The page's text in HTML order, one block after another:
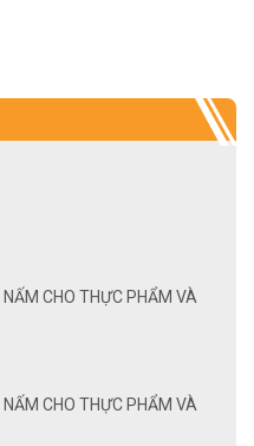
NẤM CHO THỰC PHẨM VÀ
NẤM CHO THỰC PHẨM VÀ